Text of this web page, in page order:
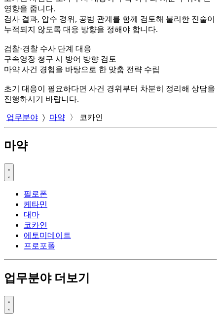
영향을 줍니다.
검사 결과, 압수 경위, 공범 관계를 함께 검토해 불리한 진술이
누적되지 않도록 대응 방향을 정해야 합니다.
검찰·경찰 수사 단계 대응
구속영장 청구 시 방어 방향 검토
마약 사건 경험을 바탕으로 한 맞춤 전략 수립
초기 대응이 필요하다면 사건 경위부터 차분히 정리해 상담을
진행하시기 바랍니다.
업무분야 〉 마약 〉 코카인
마약
필로폰
케타민
대마
코카인
에토미데이트
프로포폴
업무분야 더보기